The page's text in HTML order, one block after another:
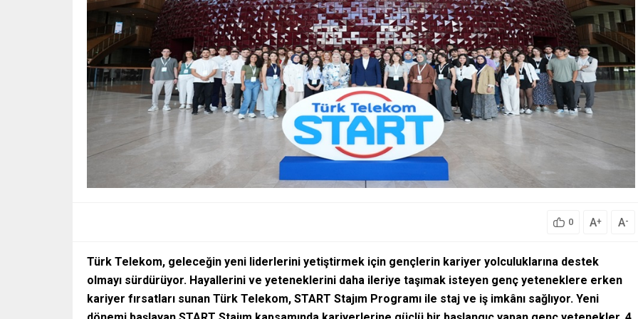
0 A+ A-
Türk Telekom, geleceğin yeni liderlerini yetiştirmek için gençlerin kariyer yolculuklarına destek
olmayı sürdürüyor. Hayallerini ve yeteneklerini daha ileriye taşımak isteyen genç yeteneklere erken
kariyer fırsatları sunan Türk Telekom, START Stajım Programı ile staj ve iş imkânı sağlıyor. Yeni